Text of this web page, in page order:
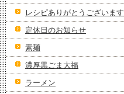
レシピありがとうございます
定休日のお知らせ
素麺
濃厚黒ごま大福
ラーメン